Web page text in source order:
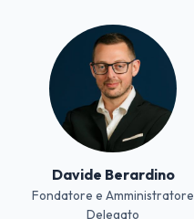
Davide Berardino
Fondatore e Amministratore
Delegato